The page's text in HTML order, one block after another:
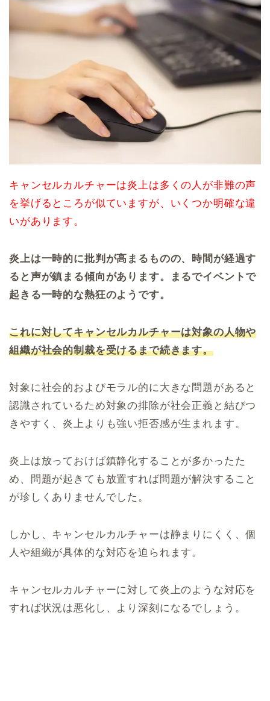
キャンセルカルチャーは炎上は多くの人が非難の声
を挙げるところが似ていますが、いくつか明確な違
いがあります。
炎上は一時的に批判が高まるものの、時間が経過す
ると声が鎮まる傾向があります。まるでイベントで
起きる一時的な熱狂のようです。
これに対してキャンセルカルチャーは対象の人物や
組織が社会的制裁を受けるまで続きます。
対象に社会的およびモラル的に大きな問題があると
認識されているため対象の排除が社会正義と結びつ
きやすく、炎上よりも強い拒否感が生まれます。
炎上は放っておけば鎮静化することが多かったた
め、問題が起きても放置すれば問題が解決すること
が珍しくありませんでした。
しかし、キャンセルカルチャーは静まりにくく、個
人や組織が具体的な対応を迫られます。
キャンセルカルチャーに対して炎上のような対応を
すれば状況は悪化し、より深刻になるでしょう。